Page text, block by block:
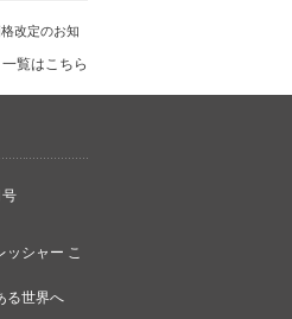
改定のお知
一覧はこちら
シャー こ
る世界へ